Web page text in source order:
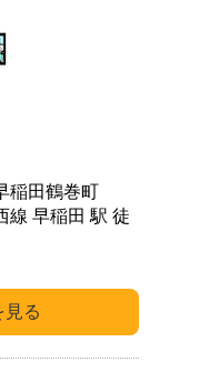
稲田鶴巻町
稲田 駅 徒